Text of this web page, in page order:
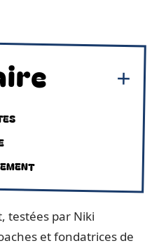
testées par Niki
et fondatrices de